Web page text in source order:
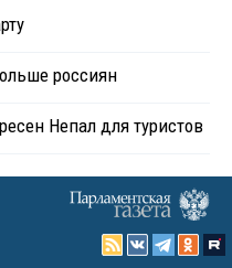
россиян
Непал для туристов